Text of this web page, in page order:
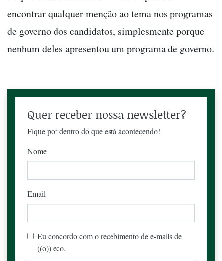
encontrar qualquer menção ao tema nos programas
de governo dos candidatos, simplesmente porque
nenhum deles apresentou um programa de governo.
Quer receber nossa newsletter?
Fique por dentro do que está acontecendo!
Nome
Email
Eu concordo com o recebimento de e-mails de
((o)) eco.